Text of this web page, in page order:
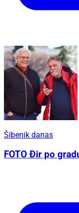
Šibenik danas
FOTO Đir po